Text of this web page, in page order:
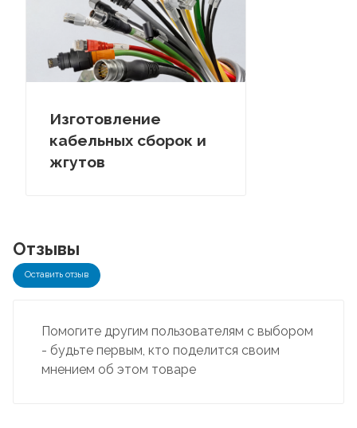
Изготовление
кабельных сборок и
жгутов
Отзывы
Оставить отзыв
Помогите другим пользователям с выбором
- будьте первым, кто поделится своим
мнением об этом товаре